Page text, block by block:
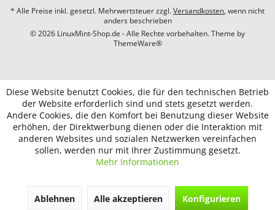
* Alle Preise inkl. gesetzl. Mehrwertsteuer zzgl.Versandkosten, wenn nicht
anders beschrieben
© 2026 LinuxMint-Shop.de - Alle Rechte vorbehalten. Theme by
ThemeWare®
Diese Website benutzt Cookies, die für den technischen Betrieb
der Website erforderlich sind und stets gesetzt werden.
Andere Cookies, die den Komfort bei Benutzung dieser Website
erhöhen, der Direktwerbung dienen oder die Interaktion mit
anderen Websites und sozialen Netzwerken vereinfachen
sollen, werden nur mit Ihrer Zustimmung gesetzt.
Mehr Informationen
Ablehnen Alle akzeptieren Konfigurieren